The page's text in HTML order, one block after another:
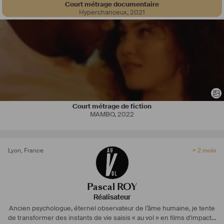
Court métrage documentaire
Hyperchanceux,2021
Court métrage de fiction
MAMBO,2022
Lyon, France > 2 mois
Pascal ROY
Réalisateur
Ancien psychologue, éternel observateur de l’âme humaine, je tente
de transformer des instants de vie saisis « au vol » en films d'impact...